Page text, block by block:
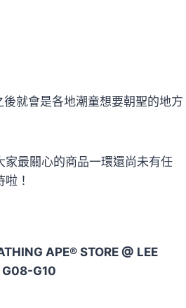
就會是各地潮童想要朝聖的地方
家最關心的商品一環還尚未有任
！
APE® STORE @ LEE
G08-G10